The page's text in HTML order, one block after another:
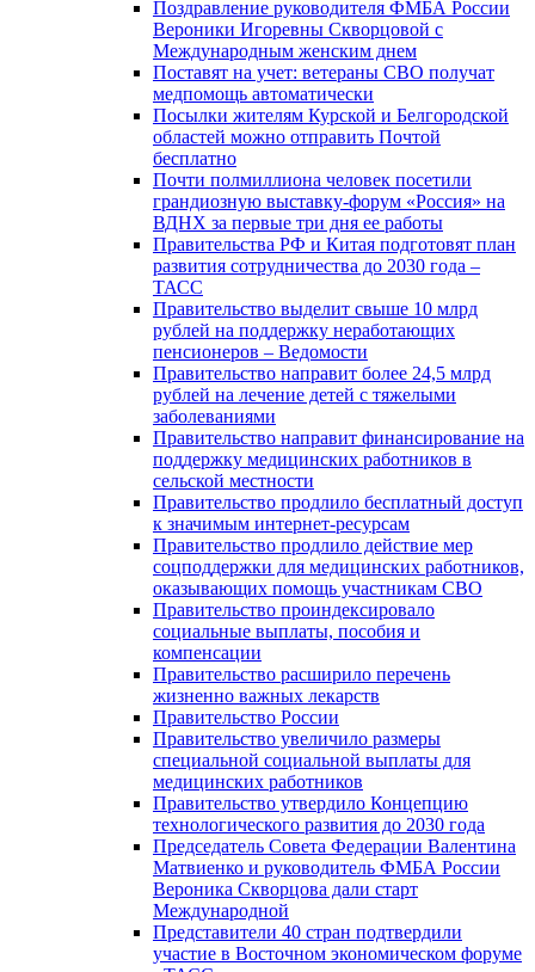
Поздравление руководителя ФМБА России
Вероники Игоревны Скворцовой с
Международным женским днем
Поставят на учет: ветераны СВО получат
медпомощь автоматически
Посылки жителям Курской и Белгородской
областей можно отправить Почтой
бесплатно
Почти полмиллиона человек посетили
грандиозную выставку-форум «Россия» на
ВДНХ за первые три дня ее работы
Правительства РФ и Китая подготовят план
развития сотрудничества до 2030 года –
ТАСС
Правительство выделит свыше 10 млрд
рублей на поддержку неработающих
пенсионеров – Ведомости
Правительство направит более 24,5 млрд
рублей на лечение детей с тяжелыми
заболеваниями
Правительство направит финансирование на
поддержку медицинских работников в
сельской местности
Правительство продлило бесплатный доступ
к значимым интернет-ресурсам
Правительство продлило действие мер
соцподдержки для медицинских работников,
оказывающих помощь участникам СВО
Правительство проиндексировало
социальные выплаты, пособия и
компенсации
Правительство расширило перечень
жизненно важных лекарств
Правительство России
Правительство увеличило размеры
специальной социальной выплаты для
медицинских работников
Правительство утвердило Концепцию
технологического развития до 2030 года
Председатель Совета Федерации Валентина
Матвиенко и руководитель ФМБА России
Вероника Скворцова дали старт
Международной
Представители 40 стран подтвердили
участие в Восточном экономическом форуме